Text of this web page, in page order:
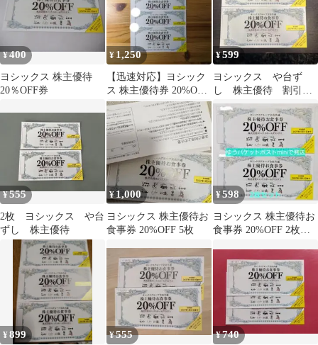
¥400
ヨシックス 株主優待
20％OFF券
¥ 1,250
【迅速対応】ヨシック
ス 株主優待券 20%OFF
2027年1月31日迄
¥599
ヨシックス や台ず
し 株主優待 割引券2
枚③
¥555
2枚 ヨシックス や台
ずし 株主優待
¥1,000
ヨシックス 株主優待お
食事券 20%OFF 5枚
¥598
ヨシックス 株主優待お
食事券 20%OFF 2枚
¥899 ¥555 ¥740